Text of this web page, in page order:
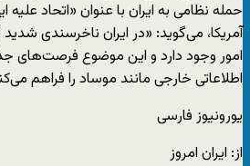
حمله نظامی به ایران با عنوان «اتحاد
آمریکا، می‌گوید: «در ایران ناخرسندی
امور وجود دارد و این موضوع فرصت‌های
اطلاعاتی خارجی مانند موساد را فراهم
یورونیوز فارسی
از: ایران امروز